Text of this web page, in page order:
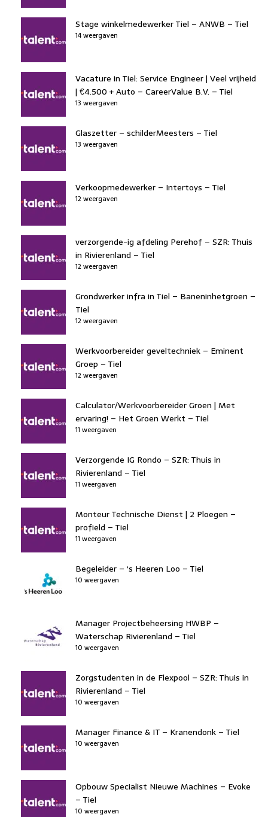
Stage winkelmedewerker Tiel – ANWB – Tiel
14 weergaven
Vacature in Tiel: Service Engineer | Veel vrijheid
| €4.500 + Auto – CareerValue B.V. – Tiel
13 weergaven
Glaszetter – schilderMeesters – Tiel
13 weergaven
Verkoopmedewerker – Intertoys – Tiel
12 weergaven
verzorgende-ig afdeling Perehof – SZR: Thuis
in Rivierenland – Tiel
12 weergaven
Grondwerker infra in Tiel – Baneninhetgroen –
Tiel
12 weergaven
Werkvoorbereider geveltechniek – Eminent
Groep – Tiel
12 weergaven
Calculator/Werkvoorbereider Groen | Met
ervaring! – Het Groen Werkt – Tiel
11 weergaven
Verzorgende IG Rondo – SZR: Thuis in
Rivierenland – Tiel
11 weergaven
Monteur Technische Dienst | 2 Ploegen –
profield – Tiel
11 weergaven
Begeleider – ‘s Heeren Loo – Tiel
10 weergaven
Manager Projectbeheersing HWBP –
Waterschap Rivierenland – Tiel
10 weergaven
Zorgstudenten in de Flexpool – SZR: Thuis in
Rivierenland – Tiel
10 weergaven
Manager Finance & IT – Kranendonk – Tiel
10 weergaven
Opbouw Specialist Nieuwe Machines – Evoke
– Tiel
10 weergaven